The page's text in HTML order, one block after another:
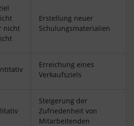
nicht
Erstellung neuer
Schulungsmaterialien
Erreichung eines
Verkaufsziels
Steigerung der
Zufriedenheit von
Mitarbeitenden